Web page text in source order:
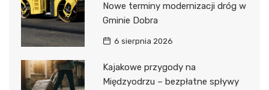
Nowe terminy modernizacji dróg w
Gminie Dobra
6 sierpnia 2026
Kajakowe przygody na
Międzyodrzu – bezpłatne spływy